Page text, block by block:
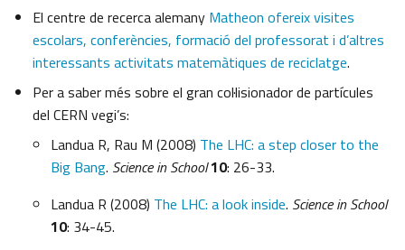
El centre de recerca alemany Matheon ofereix visites
escolars, conferències, formació del professorat i d’altres
interessants activitats matemàtiques de reciclatge.
Per a saber més sobre el gran col·lisionador de partícules
del CERN vegi’s:
Landua R, Rau M (2008) The LHC: a step closer to the
Big Bang. Science in School10: 26-33.
Landua R (2008) The LHC: a look inside. Science in School
10: 34-45.